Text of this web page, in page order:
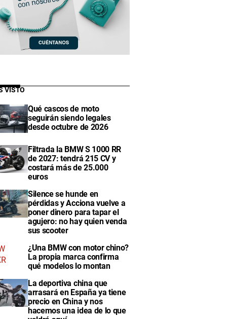
VISTO
Qué cascos de moto
seguirán siendo legales
desde octubre de 2026
Filtrada la BMW S 1000 RR
de 2027: tendrá 215 CV y
costará más de 25.000
euros
Silence se hunde en
pérdidas y Acciona vuelve a
poner dinero para tapar el
agujero: no hay quien venda
sus scooter
¿Una BMW con motor chino?
La propia marca confirma
qué modelos lo montan
La deportiva china que
arrasará en España ya tiene
precio en China y nos
hacemos una idea de lo que